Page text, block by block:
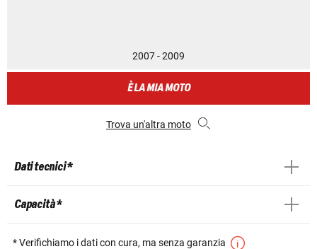
2007 - 2009
È LA MIA MOTO
Trova un'altra moto
Dati tecnici *
Capacità *
* Verifichiamo i dati con cura, ma senza garanzia